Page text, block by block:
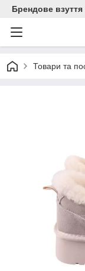
Брендове взуття
Товари та